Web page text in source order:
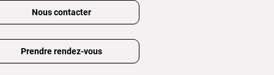
Nous contacter
Prendre rendez-vous